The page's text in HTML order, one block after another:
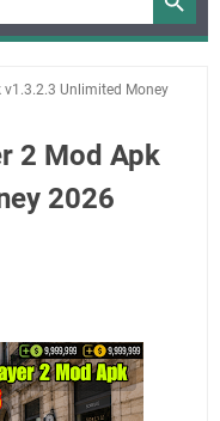
Unlimited Money
2 Mod Apk
2026